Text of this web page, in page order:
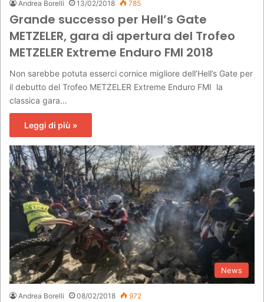
Andrea Borelli 13/02/2018 785
Grande successo per Hell’s Gate
METZELER, gara di apertura del Trofeo
METZELER Extreme Enduro FMI 2018
Non sarebbe potuta esserci cornice migliore dell’Hell’s Gate per
il debutto del Trofeo METZELER Extreme Enduro FMI la
classica gara…
Leggi di più »
News
Andrea Borelli 08/02/2018 972